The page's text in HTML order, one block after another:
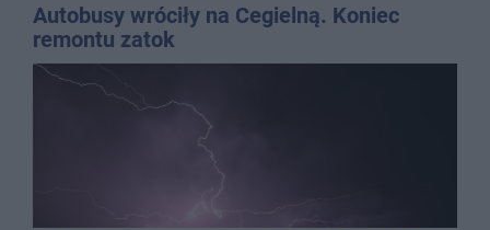
Autobusy wróciły na Cegielną. Koniec
remontu zatok